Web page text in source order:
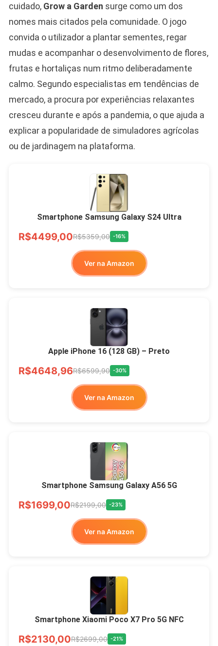
cuidado, Grow a Garden surge como um dos
nomes mais citados pela comunidade. O jogo
convida o utilizador a plantar sementes, regar
mudas e acompanhar o desenvolvimento de flores,
frutas e hortaliças num ritmo deliberadamente
calmo. Segundo especialistas em tendências de
mercado, a procura por experiências relaxantes
cresceu durante e após a pandemia, o que ajuda a
explicar a popularidade de simuladores agrícolas
ou de jardinagem na plataforma.
Smartphone Samsung Galaxy S24 Ultra
R$4499,00R$5359,00 -16%
Ver na Amazon
Apple iPhone 16 (128 GB) – Preto
R$4648,96R$6599,90 -30%
Ver na Amazon
Smartphone Samsung Galaxy A56 5G
R$1699,00R$2199,00 -23%
Ver na Amazon
Smartphone Xiaomi Poco X7 Pro 5G NFC
R$2130,00R$2699,00 -21%